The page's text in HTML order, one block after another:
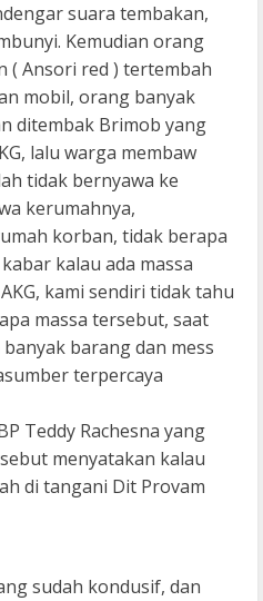
suara tembakan,
Kemudian orang
( Ansori red ) tertembah
mobil, orang banyak
ditembak Brimob yang
lalu warga membaw
tidak bernyawa ke
kerumahnya,
korban, tidak berapa
kalau ada massa
kami sendiri tidak tahu
massa tersebut, saat
barang dan mess
terpercaya
Teddy Rachesna yang
menyatakan kalau
di tangani Dit Provam
sudah kondusif, dan